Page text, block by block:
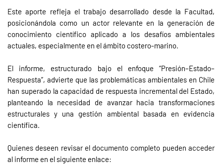
Este aporte refleja el trabajo desarrollado desde la Facultad,
posicionándola como un actor relevante en la generación de
conocimiento científico aplicado a los desafíos ambientales
actuales, especialmente en el ámbito costero-marino.
El informe, estructurado bajo el enfoque “Presión–Estado–
Respuesta”, advierte que las problemáticas ambientales en Chile
han superado la capacidad de respuesta incremental del Estado,
planteando la necesidad de avanzar hacia transformaciones
estructurales y una gestión ambiental basada en evidencia
científica.
Quienes deseen revisar el documento completo pueden acceder
al informe en el siguiente enlace: